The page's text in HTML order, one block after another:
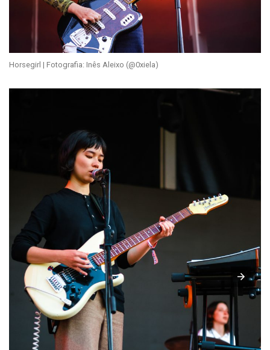
Horsegirl | Fotografia: Inês Aleixo (@0xiela)